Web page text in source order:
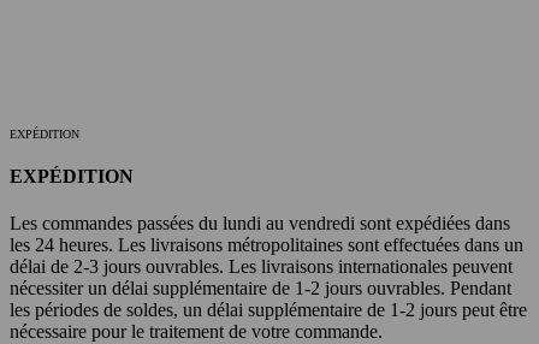
EXPÉDITION
EXPÉDITION
Les commandes passées du lundi au vendredi sont expédiées dans
les 24 heures. Les livraisons métropolitaines sont effectuées dans un
délai de 2-3 jours ouvrables. Les livraisons internationales peuvent
nécessiter un délai supplémentaire de 1-2 jours ouvrables. Pendant
les périodes de soldes, un délai supplémentaire de 1-2 jours peut être
nécessaire pour le traitement de votre commande.